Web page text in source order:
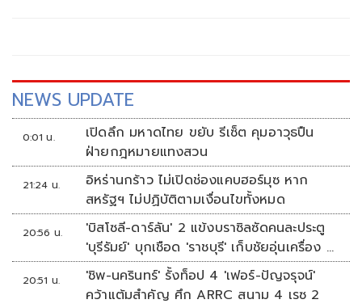
NEWS UPDATE
0:01 น.
เปิดลึก มหาดไทย ขยับ รีเซ็ต คุมอาวุธปืน
ฝ่ายกฎหมายแทงสวน
21:24 น.
อิหร่านกร้าว ไม่เปิดช่องแคบฮอร์มุซ หาก
สหรัฐฯ ไม่ปฏิบัติตามเงื่อนไขทั้งหมด
20:56 น.
'บิสโซลี-ดาร์ลัน' 2 แข้งบราซิลซัดคนละประตู
'บุรีรัมย์' บุกเชือด 'ราชบุรี' เก็บชัยอุ่นเครื่อง 4
นัดรวด
20:51 น.
'ชิพ-นครินทร์' รั้งท็อป 4 'เฟอร์-ปัญจรุจน์'
คว้าแต้มสำคัญ ศึก ARRC สนาม 4 เรซ 2